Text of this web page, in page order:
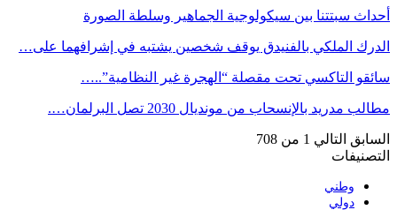
أحداث سبتتنا بين سيكولوجية الجماهير وسلطة الصورة
الدرك الملكي بالفنيدق يوقف شخصين يشتبه في إشرافهما على…
سائقو التاكسي تحت مقصلة “الهجرة غير النظامية”..…
مطالب مدريد بالإنسحاب من مونديال 2030 تصل البرلمان….
السابق التالي 1 من 708
التصنيفات
وطني
دولي